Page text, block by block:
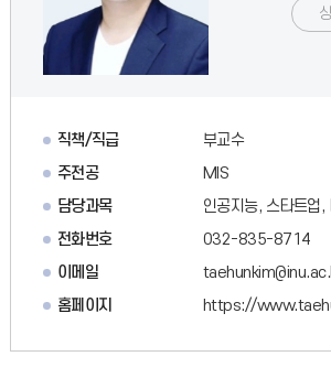
직책/직급
부교수
주전공
MIS
담당과목
인공지능, 스타트업,
전화번호
032-835-8714
이메일
홈페이지
https://